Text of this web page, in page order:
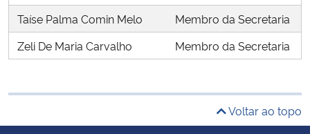
Taíse Palma Comin Melo
Membro da Secretaria
Zeli De Maria Carvalho
Membro da Secretaria
Voltar ao topo